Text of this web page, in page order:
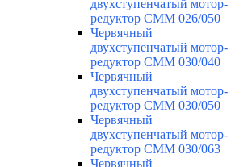
двухступенчатый мотор-
редуктор CMM 026/050
Червячный
двухступенчатый мотор-
редуктор CMM 030/040
Червячный
двухступенчатый мотор-
редуктор CMM 030/050
Червячный
двухступенчатый мотор-
редуктор CMM 030/063
Червячный